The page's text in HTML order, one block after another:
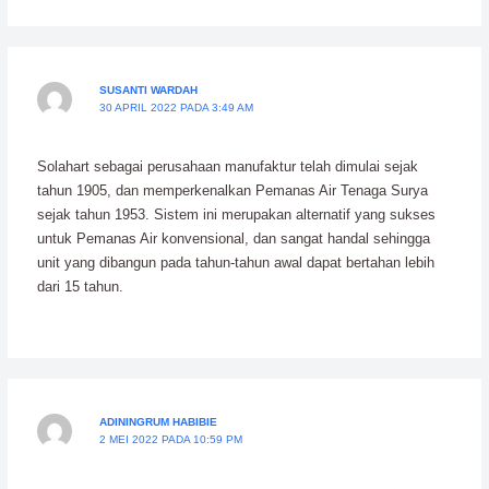
SUSANTI WARDAH
30 APRIL 2022 PADA 3:49 AM
Solahart sebagai perusahaan manufaktur telah dimulai sejak
tahun 1905, dan memperkenalkan Pemanas Air Tenaga Surya
sejak tahun 1953. Sistem ini merupakan alternatif yang sukses
untuk Pemanas Air konvensional, dan sangat handal sehingga
unit yang dibangun pada tahun-tahun awal dapat bertahan lebih
dari 15 tahun.
ADININGRUM HABIBIE
2 MEI 2022 PADA 10:59 PM